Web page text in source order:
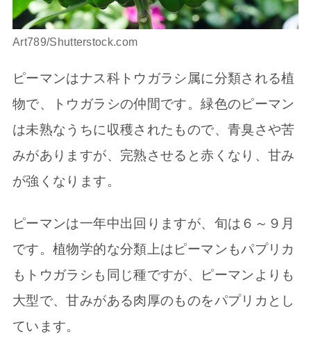
Art789/Shutterstock.com
ピーマンはナス科トウガラシ属に分類される植
物で、トウガラシの仲間です。緑色のピーマン
は未熟なうちに収穫されたもので、青臭さや苦
みがありますが、完熟させると赤くなり、甘み
が強くなります。
ピーマンは一年中出回りますが、旬は６～９月
です。植物学的な分類上はピーマンもパプリカ
もトウガラシも同じ種ですが、ピーマンよりも
大型で、甘みがある肉厚のものをパプリカとし
ています。